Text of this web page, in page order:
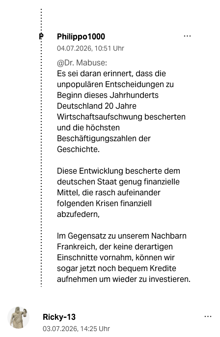
P Philippo1000
04.07.2026, 10:51 Uhr
@Dr. Mabuse:
Es sei daran erinnert, dass die
unpopulären Entscheidungen zu
Beginn dieses Jahrhunderts
Deutschland 20 Jahre
Wirtschaftsaufschwung bescherten
und die höchsten
Beschäftigungszahlen der
Geschichte.
Diese Entwicklung bescherte dem
deutschen Staat genug finanzielle
Mittel, die rasch aufeinander
folgenden Krisen finanziell
abzufedern,
Im Gegensatz zu unserem Nachbarn
Frankreich, der keine derartigen
Einschnitte vornahm, können wir
sogar jetzt noch bequem Kredite
aufnehmen um wieder zu investieren.
Ricky-13
03.07.2026, 14:25 Uhr